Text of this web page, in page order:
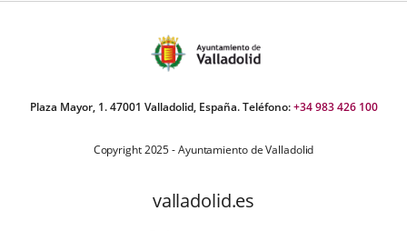
Plaza Mayor, 1. 47001 Valladolid, España. Teléfono:+34 983 426 100
Copyright 2025 - Ayuntamiento de Valladolid
valladolid.es